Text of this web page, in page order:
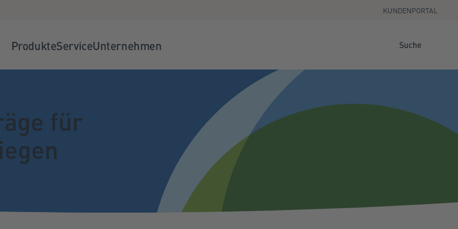
KUNDENPORTAL
ProdukteServiceUnternehmen Suche
für